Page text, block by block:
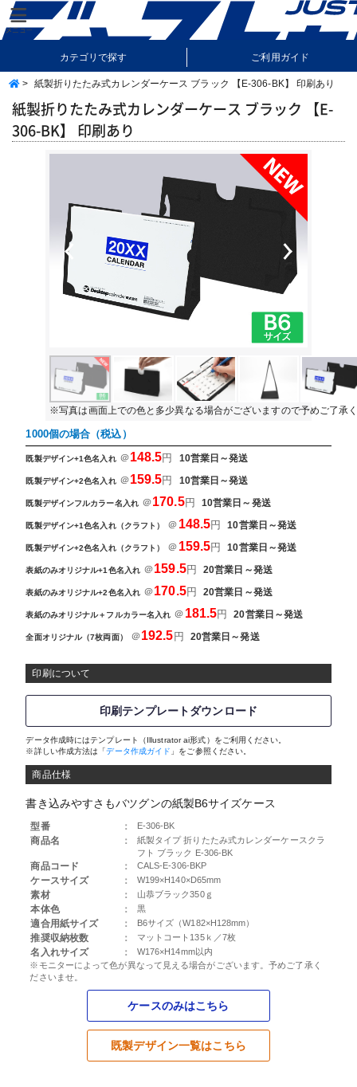
カテゴリで探す ご利用ガイド
納期・送料について よくあるご質問
> 紙製折りたたみ式カレンダーケース ブラック 【E-306-BK】 印刷あり
紙製折りたたみ式カレンダーケース ブラック 【E-
306-BK】 印刷あり
Previous Next
※写真は画面上での色と多少異なる場合がございますので予めご了承
1000個の場合（税込）
既製デザイン+1色名入れ ＠148.5円 10営業日～発送
既製デザイン+2色名入れ ＠159.5円 10営業日～発送
既製デザインフルカラー名入れ ＠170.5円 10営業日～発送
既製デザイン+1色名入れ（クラフト） ＠ 148.5円10営業日～発送
既製デザイン+2色名入れ（クラフト） ＠ 159.5円10営業日～発送
表紙のみオリジナル+1色名入れ ＠159.5円20営業日～発送
表紙のみオリジナル+2色名入れ ＠170.5円20営業日～発送
表紙のみオリジナル＋フルカラー名入れ ＠ 181.5円20営業日～発送
全面オリジナル（7枚両面） ＠192.5円 20営業日～発送
印刷について
印刷テンプレートダウンロード
データ作成時にはテンプレート（Illustrator ai形式）をご利用ください。
※詳しい作成方法は「データ作成ガイド 」をご参照ください。
商品仕様
書き込みやすさもバツグンの紙製B6サイズケース
型番 ： E-306-BK
商品名 ：
紙製タイプ 折りたたみ式カレンダーケースクラ
フト ブラック E-306-BK
商品コード ： CALS-E-306-BKP
ケースサイズ ： W199×H140×D65mm
素材 ： 山恭ブラック350ｇ
本体色 ： 黒
適合用紙サイズ ： B6サイズ（W182×H128mm）
推奨収納枚数 ： マットコート135ｋ／7枚
名入れサイズ ：
W176×H14mm以内
※モニターによって色が異なって見える場合がございます。予めご了承く
ださいませ。
ケースのみはこちら
既製デザイン一覧はこちら